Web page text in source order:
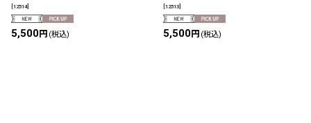
[12514]
5,500円 (税込)
[12513]
5,500円 (税込)